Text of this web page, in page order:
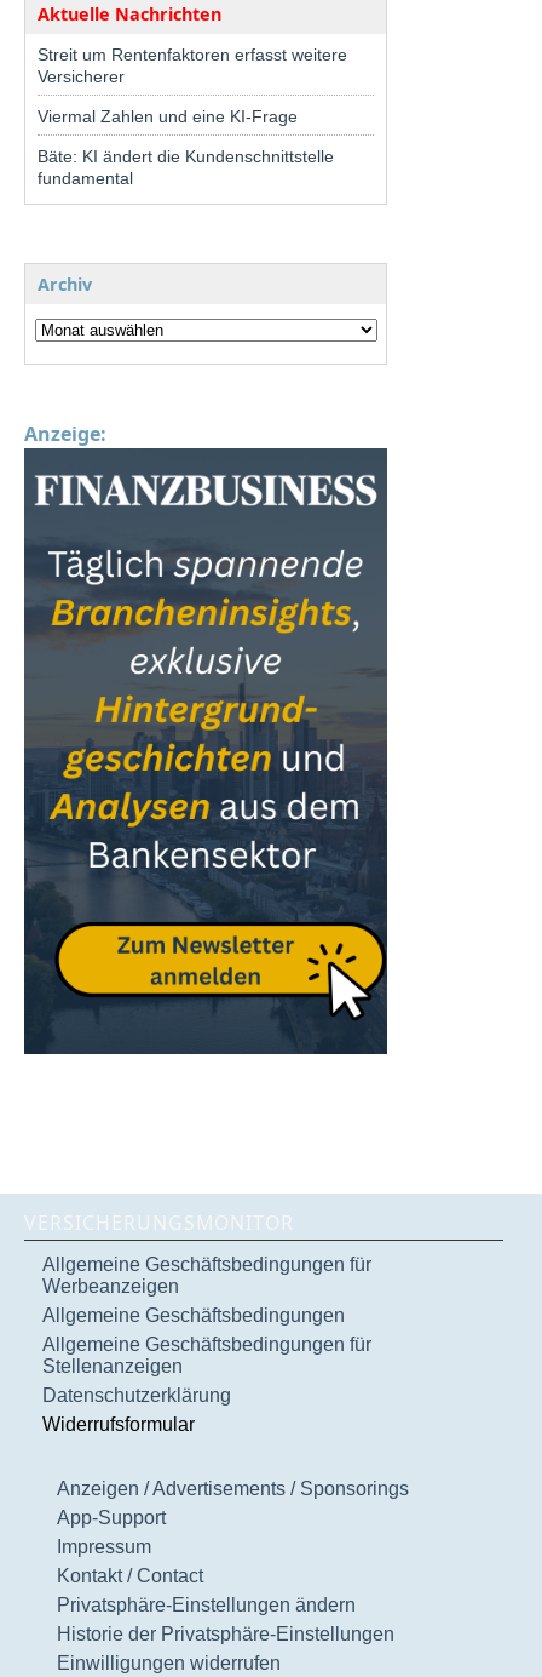
Aktuelle Nachrichten
Streit um Rentenfaktoren erfasst weitere
Versicherer
Viermal Zahlen und eine KI-Frage
Bäte: KI ändert die Kundenschnittstelle
fundamental
Archiv
Anzeige:
VERSICHERUNGSMONITOR
Allgemeine Geschäftsbedingungen für
Werbeanzeigen
Allgemeine Geschäftsbedingungen
Allgemeine Geschäftsbedingungen für
Stellenanzeigen
Datenschutzerklärung
Widerrufsformular
Anzeigen / Advertisements / Sponsorings
App-Support
Impressum
Kontakt / Contact
Privatsphäre-Einstellungen ändern
Historie der Privatsphäre-Einstellungen
Einwilligungen widerrufen